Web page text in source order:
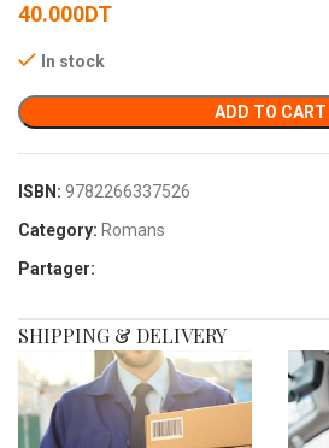
40.000DT
In stock
ADD TO CART
ISBN: 9782266337526
Category: Romans
Partager:
SHIPPING & DELIVERY